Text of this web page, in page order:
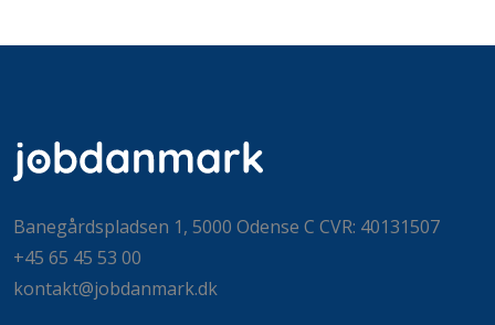
Banegårdspladsen 1, 5000 Odense C CVR: 40131507
+45 65 45 53 00
kontakt@jobdanmark.dk